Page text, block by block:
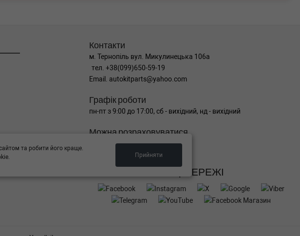
Контакти
м. Тернопіль вул. Микулинецька 106а
тел. +38(099)650-59-19
Email. autokitparts@yahoo.com
Графік роботи
пн-пт з 9:00 до 17:00, сб - вихідний, нд - вихідний
Можна розраховуватися
СОЦ МЕРЕЖІ
та робити його краще.
Прийняти